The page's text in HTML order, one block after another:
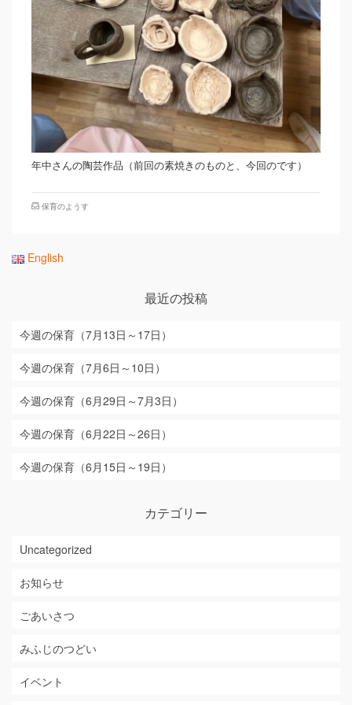
年中さんの陶芸作品（前回の素焼きのものと、今回のです）
保育のようす
English
最近の投稿
今週の保育（7月13日～17日）
今週の保育（7月6日～10日）
今週の保育（6月29日～7月3日）
今週の保育（6月22日～26日）
今週の保育（6月15日～19日）
カテゴリー
Uncategorized
お知らせ
ごあいさつ
みふじのつどい
イベント